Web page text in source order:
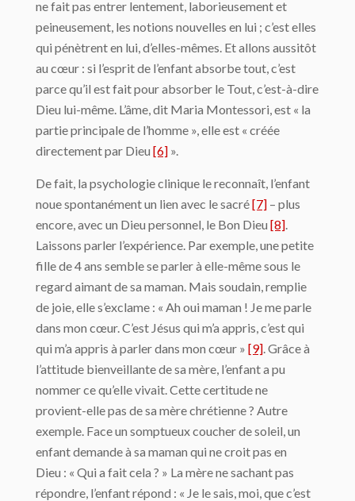
ne fait pas entrer lentement, laborieusement et
peineusement, les notions nouvelles en lui ; c’est elles
qui pénètrent en lui, d’elles-mêmes. Et allons aussitôt
au cœur : si l’esprit de l’enfant absorbe tout, c’est
parce qu’il est fait pour absorber le Tout, c’est-à-dire
Dieu lui-même. L’âme, dit Maria Montessori, est « la
partie principale de l’homme », elle est « créée
directement par Dieu [6] ».
De fait, la psychologie clinique le reconnaît, l’enfant
noue spontanément un lien avec le sacré[7] – plus
encore, avec un Dieu personnel, le Bon Dieu [8].
Laissons parler l’expérience. Par exemple, une petite
fille de 4 ans semble se parler à elle-même sous le
regard aimant de sa maman. Mais soudain, remplie
de joie, elle s’exclame : « Ah oui maman ! Je me parle
dans mon cœur. C’est Jésus qui m’a appris, c’est qui
qui m’a appris à parler dans mon cœur » [9]. Grâce à
l’attitude bienveillante de sa mère, l’enfant a pu
nommer ce qu’elle vivait. Cette certitude ne
provient-elle pas de sa mère chrétienne ? Autre
exemple. Face un somptueux coucher de soleil, un
enfant demande à sa maman qui ne croit pas en
Dieu : « Qui a fait cela ? » La mère ne sachant pas
répondre, l’enfant répond : « Je le sais, moi, que c’est